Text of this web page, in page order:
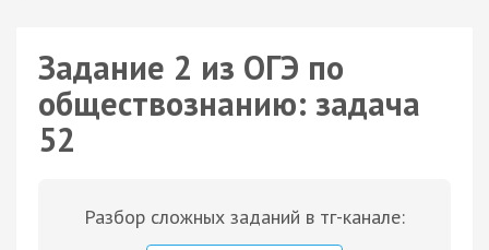
Задание 2 из ОГЭ по
обществознанию: задача
52
Разбор сложных заданий в тг-канале: